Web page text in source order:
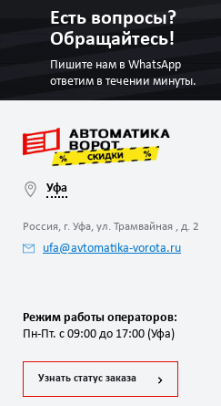
Есть вопросы?
Обращайтесь!
Пишите нам в WhatsApp
ответим в течении минуты.
Уфа
Россия, г. Уфа, ул. Трамвайная , д. 2
ufa@avtomatika-vorota.ru
Режим работы операторов:
Пн-Пт. с 09:00 до 17:00 (Уфа)
Узнать статус заказа